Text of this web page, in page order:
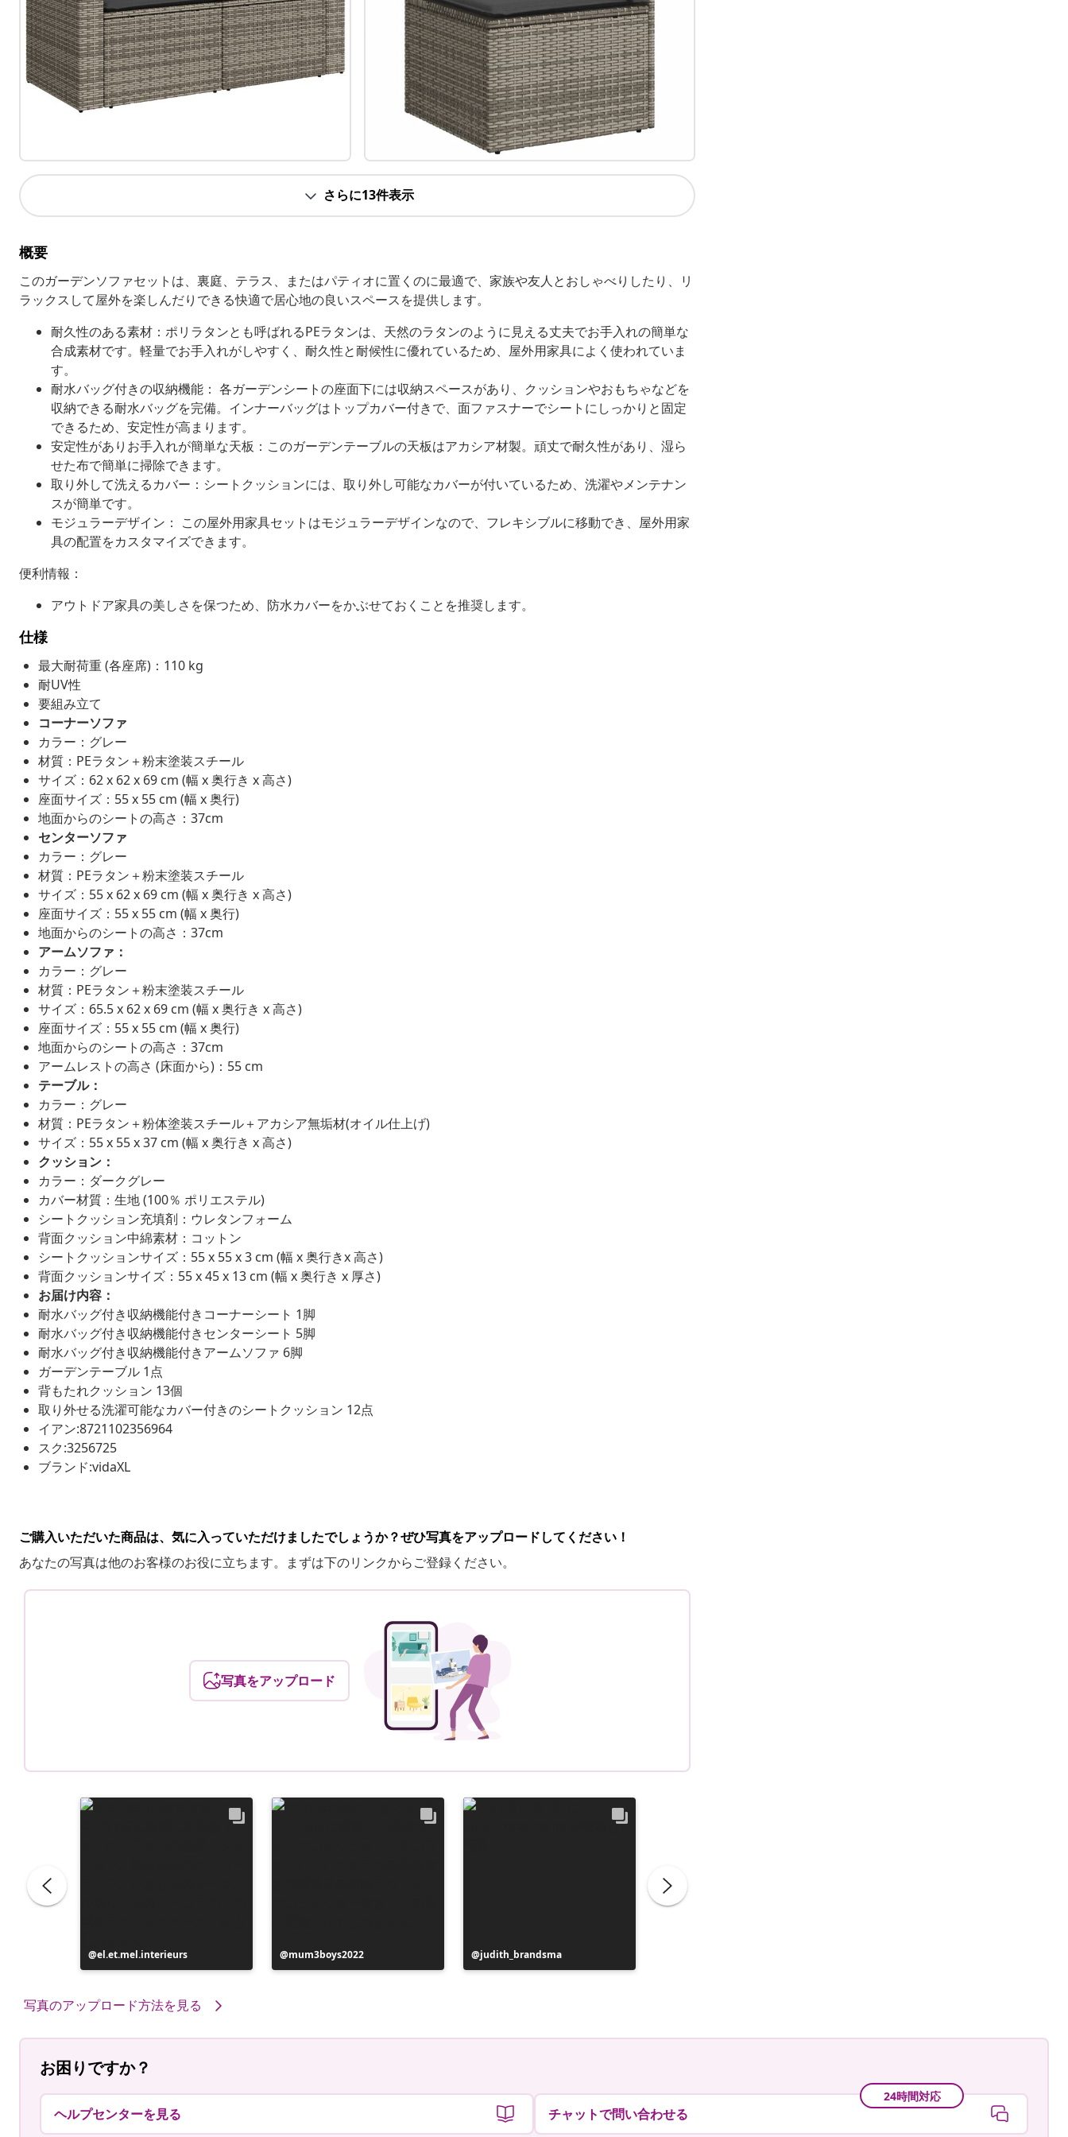
さらに13件表示
概要
このガーデンソファセットは、裏庭、テラス、またはパティオに置くのに最適で、家族や友人とおしゃべりしたり、リ
ラックスして屋外を楽しんだりできる快適で居心地の良いスペースを提供します。
耐久性のある素材：ポリラタンとも呼ばれるPEラタンは、天然のラタンのように見える丈夫でお手入れの簡単な
合成素材です。軽量でお手入れがしやすく、耐久性と耐候性に優れているため、屋外用家具によく使われていま
す。
耐水バッグ付きの収納機能： 各ガーデンシートの座面下には収納スペースがあり、クッションやおもちゃなどを
収納できる耐水バッグを完備。インナーバッグはトップカバー付きで、面ファスナーでシートにしっかりと固定
できるため、安定性が高まります。
安定性がありお手入れが簡単な天板：このガーデンテーブルの天板はアカシア材製。頑丈で耐久性があり、湿ら
せた布で簡単に掃除できます。
取り外して洗えるカバー：シートクッションには、取り外し可能なカバーが付いているため、洗濯やメンテナン
スが簡単です。
モジュラーデザイン： この屋外用家具セットはモジュラーデザインなので、フレキシブルに移動でき、屋外用家
具の配置をカスタマイズできます。
便利情報：
アウトドア家具の美しさを保つため、防水カバーをかぶせておくことを推奨します。
仕様
最大耐荷重 (各座席)：110 kg
耐UV性
要組み立て
コーナーソファ
カラー：グレー
材質：PEラタン＋粉末塗装スチール
サイズ：62 x 62 x 69 cm (幅 x 奥行き x 高さ)
座面サイズ：55 x 55 cm (幅 x 奥行)
地面からのシートの高さ：37cm
センターソファ
カラー：グレー
材質：PEラタン＋粉末塗装スチール
サイズ：55 x 62 x 69 cm (幅 x 奥行き x 高さ)
座面サイズ：55 x 55 cm (幅 x 奥行)
地面からのシートの高さ：37cm
アームソファ：
カラー：グレー
材質：PEラタン＋粉末塗装スチール
サイズ：65.5 x 62 x 69 cm (幅 x 奥行き x 高さ)
座面サイズ：55 x 55 cm (幅 x 奥行)
地面からのシートの高さ：37cm
アームレストの高さ (床面から)：55 cm
テーブル：
カラー：グレー
材質：PEラタン＋粉体塗装スチール＋アカシア無垢材(オイル仕上げ)
サイズ：55 x 55 x 37 cm (幅 x 奥行き x 高さ)
クッション：
カラー：ダークグレー
カバー材質：生地 (100％ ポリエステル)
シートクッション充填剤：ウレタンフォーム
背面クッション中綿素材：コットン
シートクッションサイズ：55 x 55 x 3 cm (幅 x 奥行きx 高さ)
背面クッションサイズ：55 x 45 x 13 cm (幅 x 奥行き x 厚さ)
お届け内容：
耐水バッグ付き収納機能付きコーナーシート 1脚
耐水バッグ付き収納機能付きセンターシート 5脚
耐水バッグ付き収納機能付きアームソファ 6脚
ガーデンテーブル 1点
背もたれクッション 13個
取り外せる洗濯可能なカバー付きのシートクッション 12点
イアン:8721102356964
スク:3256725
ブランド:vidaXL
ご購入いただいた商品は、気に入っていただけましたでしょうか？ぜひ写真をアップロードしてください！
あなたの写真は他のお客様のお役に立ちます。まずは下のリンクからご登録ください。
写真をアップロード
投
稿
el.et.mel.interieurs
投
稿
mum3boys2022
投
稿
judith_brandsma
写真のアップロード方法を見る
お困りですか？
ヘルプセンターを見る
24時間対応
チャットで問い合わせる